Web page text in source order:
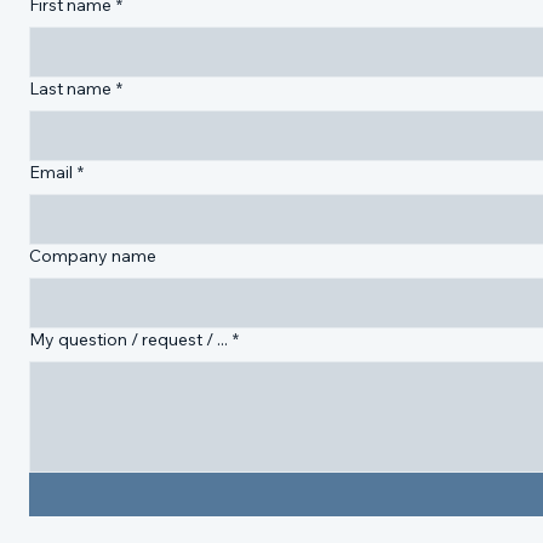
BE0652.996.971
First name *
Last name *
Email *
Company name